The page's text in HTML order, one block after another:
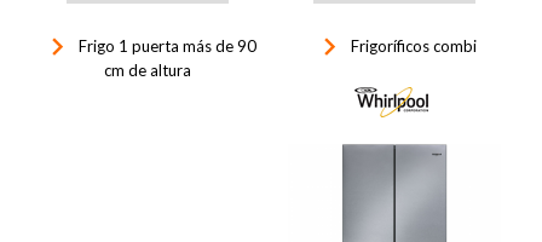
keyboard_arrow_right
Frigo 1 puerta más de 90
cm de altura
keyboard_arrow_right Frigoríficos combi